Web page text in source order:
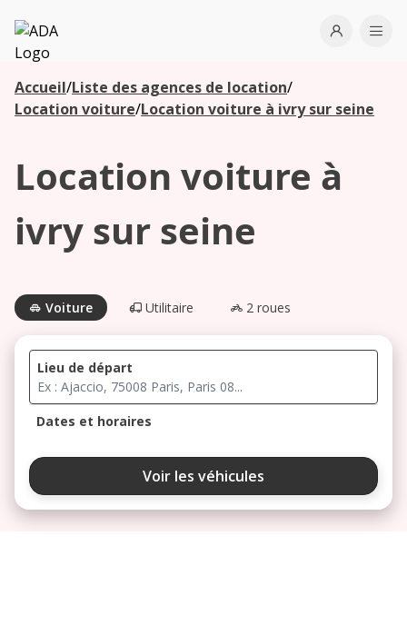
ADA
Open
Accueil/Liste des agences de location/
Location voiture/Location voiture à ivry sur seine
Location voiture à
ivry sur seine
Voiture Utilitaire 2 roues
Lieu de départ
Dates et horaires
août 2026
ma me
Voir les véhicules
Les
agences à
Commencez
votre
recherche
agences à
proximité